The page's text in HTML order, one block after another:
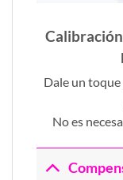
Dale un
No es